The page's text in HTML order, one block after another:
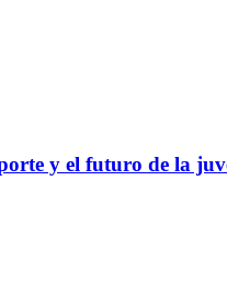
y el futuro de la